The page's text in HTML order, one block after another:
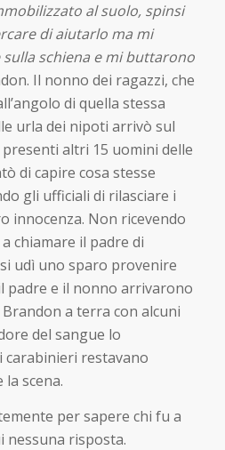
al suolo, spinsi
di aiutarlo ma mi
schiena e mi buttarono
Il nonno dei ragazzi, che
di quella stessa
urla dei nipoti arrivò sul
altri 15 uomini delle
di capire cosa stesse
gli ufficiali di rilasciare i
innocenza. Non ricevendo
chiamare il padre di
udì uno sparo provenire
padre e il nonno arrivarono
a terra con alcuni
del sangue lo
carabinieri restavano
scena.
per sapere chi fu a
nessuna risposta.